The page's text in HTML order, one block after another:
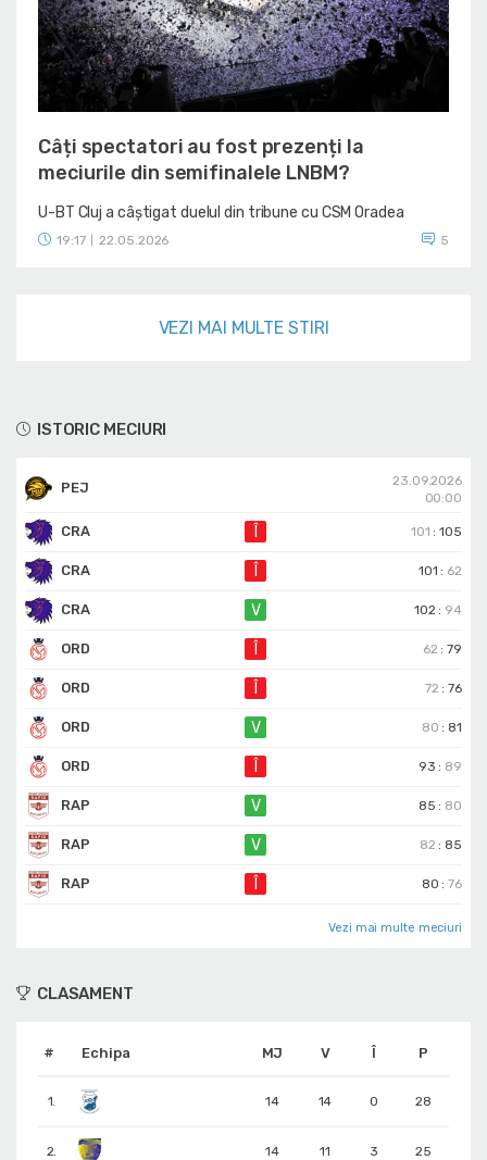
ISTORIC MECIURI
PEJ
23.09.2026
00:00
CRA 101 :105
CRA 101 : 62
CRA V 102 : 94
ORD 62 :79
ORD 72 :76
ORD V 80 : 81
ORD 93 : 89
RAP V 85 : 80
RAP V 82 : 85
RAP 80 :76
Vezi mai multe meciuri
Câți spectatori au fost prezenți la
meciurile din semifinalele LNBM?
U-BT Cluj a câștigat duelul din tribune cu CSM Oradea
19:17 22.05.2026 5
VEZI MAI MULTE STIRI
CLASAMENT
# Echipa MJ V Î P
1. 14 14 0 28
2. 14 11 3 25